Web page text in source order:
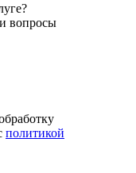
вопросы
политикой